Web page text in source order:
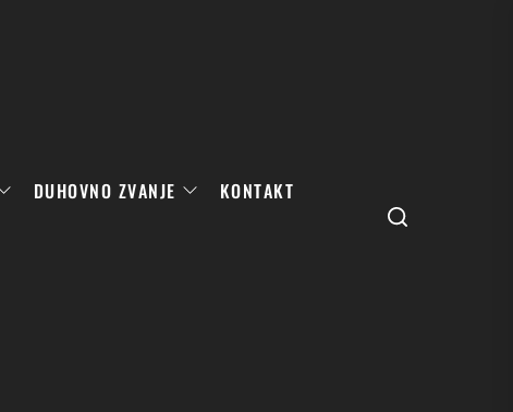
DUHOVNO ZVANJE KONTAKT
Search